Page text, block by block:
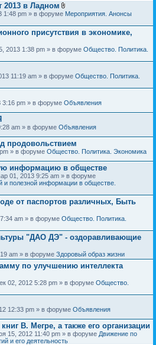
2013 в Ладном
В
о
ж
н
и
я
1:48 pm » в форуме Мероприятия. Анонсы
присутствия в экономике,
2013 1:38 pm » в форуме Общество. Политика.
11:19 am » в форуме Общество. Политика.
3:16 pm » в форуме Объявления
am » в форуме Объявления
продовольствием
» в форуме Общество. Политика. Экономика
информацию в обществе
01, 2013 9:25 am » в форуме
и полезной информации в обществе.
от паспортов различных, Быть
am » в форуме Общество. Политика.
"ДАО ДЭ" - оздоравливающие
am » в форуме Здоровый образ жизни
по улучшению интеллекта
02, 2012 5:28 pm » в форуме Общество.
12:33 pm » в форуме Объявления
В. Мегре, а также его организации
15, 2012 11:40 pm » в форуме Движение по
и его деятельность